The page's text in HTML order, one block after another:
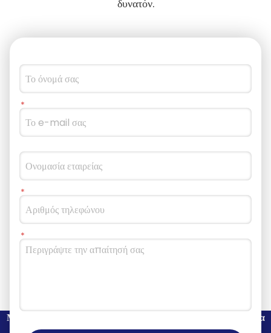
επαγωγή, προστασία από βραχυκύκλωμα, προστασία αντίστροφης
διαδικασία κατασκευής αυτοκινήτων, η διαδικασία βαφής έχει
μπορεί να οδηγήσει σε ελαττώματα στο φιλμ βαφής και να
ολοκληρωμένου οχήματος. Με εξαιρετική απόδοση και αξιόπιστη
αισθητήρων υψηλής θερμοκρασίας έχει γίνει ένα αστέρι προϊόν
επίστρωσης ή ψήσιμο φινιρίσματος, μπορεί να λειτουργήσει
υψηλής θερμοκρασίας για να εξασφαλίσει μηδενικό ελάττωμα
θερμοκρασία έως 120 ℃ (ο εξωτερικός ενισχυτής μπορεί να
σωστό να του δώσουμε το πρόβλημα ανίχνευσης σε περιβάλλον
Είτε πρόκειται για τον σύνδεσμο υψηλής θερμοκρασίας της
μεταλλουργικής σφυρηλάτησης, της κατασκευής γυαλιού ή της
αυτός ο αισθητήρας μπορεί να είναι το "φωτεινό μάτι" της
παραγωγή πιο ακριβή και πιο άνετη.
δυνατόν.
Μπορείτε επίσης να μας ακολουθήσετε στα κοινωνικά δίκτυα